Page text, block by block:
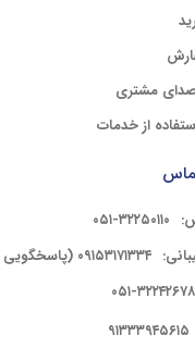
مشتری
از خدمات
۳۲۲۵۰۱۱۰-۰۵۱
۰۹۱۵۳۱۷۱۳۳۴ (پاسخگویی ۹ صبح الی ۱۰ شب )
۳۲۲۴۲۶۷۸-۰۵۱
۹۱۳۳۳۹۴۵۶۱۵